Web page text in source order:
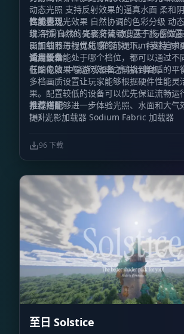
动态光照 支持反射效果的逼真水面 柔和
高质量泛光效果 自然协调的色彩分级 动
现 平滑自然的昼夜交替 改良天气与雾效
影加载器进行优化 兼容 Sodium 支持
更高版本
性能表现
维洛拉 Turbo 光影将流畅度置于核心位
画面细节与视觉质感的前提下，持续追求
论设备性能处于哪个档位，都可以通过不
在图像效果与运行效率之间找到合适的平
适用设备
低端电脑 中端游戏设备 高端计算机
多档画质设置让玩家能够根据硬件性能灵
果。配置较低的设备可以优先保证流畅运
系统则能够进一步体验光照、水面和大气
提升。
推荐搭配
Iris 光影加载器 Sodium Fabric 加载器
96 下载
至日 Solstice